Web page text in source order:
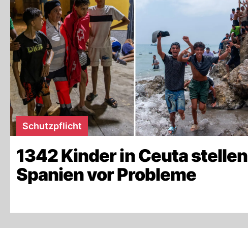
Schutzpflicht
1342 Kinder in Ceuta stellen
Spanien vor Probleme